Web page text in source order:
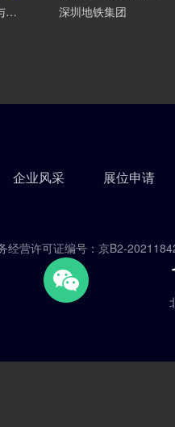
北京科技大学城镇化与城市安全研究院
深圳地铁集团
企业风采 展位申请
经营许可证编号：京B2-